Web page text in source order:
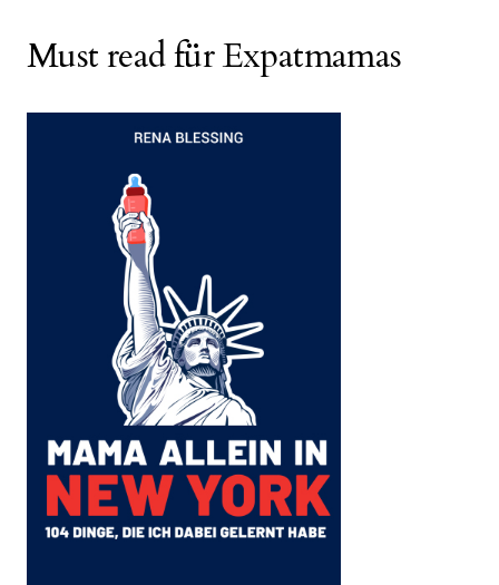
Must read für Expatmamas